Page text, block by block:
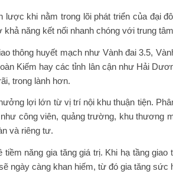
khi nằm trong lõi phát triển của đại
năng kết nối nhanh chóng với trung
thông huyết mạch như Vành đai 3.5,
Kiếm hay các tỉnh lân cận như Hải
trong lành hơn.
lợi lớn từ vị trí nội khu thuận tiện.
công viên, quảng trường, khu thương
và riêng tư.
năng gia tăng giá trị. Khi hạ tầng
ngày càng khan hiếm, từ đó gia tăng